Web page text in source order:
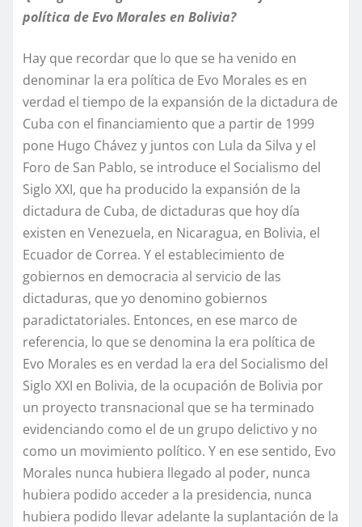
política de Evo Morales en Bolivia?
Hay que recordar que lo que se ha venido en
denominar la era política de Evo Morales es en
verdad el tiempo de la expansión de la dictadura de
Cuba con el financiamiento que a partir de 1999
pone Hugo Chávez y juntos con Lula da Silva y el
Foro de San Pablo, se introduce el Socialismo del
Siglo XXI, que ha producido la expansión de la
dictadura de Cuba, de dictaduras que hoy día
existen en Venezuela, en Nicaragua, en Bolivia, el
Ecuador de Correa. Y el establecimiento de
gobiernos en democracia al servicio de las
dictaduras, que yo denomino gobiernos
paradictatoriales. Entonces, en ese marco de
referencia, lo que se denomina la era política de
Evo Morales es en verdad la era del Socialismo del
Siglo XXI en Bolivia, de la ocupación de Bolivia por
un proyecto transnacional que se ha terminado
evidenciando como el de un grupo delictivo y no
como un movimiento político. Y en ese sentido, Evo
Morales nunca hubiera llegado al poder, nunca
hubiera podido acceder a la presidencia, nunca
hubiera podido llevar adelante la suplantación de la